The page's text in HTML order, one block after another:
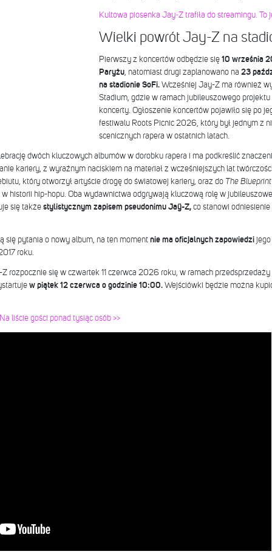
Kultowa piosenka Jay‑Z trafiła do streamingu. To
Wielki powrót Jay-Z na
Pierwszy z koncertów odbędzie się 10 września
Paryżu, natomiast drugi zaplanowano na 23
na stadionie SoFi.Wcześniej Jay-Z ma również
Stadium, gdzie w ramach jubileuszowego
koncerty. Ogłoszenie koncertów pojawiło się po
festiwalu Roots Picnic 2026, który był jednym z
scenicznych rapera w ostatnich latach.
dwóch kluczowych albumów w dorobku rapera i ma podkreślić
kariery, z wyraźnym naciskiem na materiał z wcześniejszych lat
który otworzył artyście drogę do światowej kariery, oraz do The
historii hip-hopu. Oba wydawnictwa odgrywają kluczową rolę w
się także stylistycznym zapisem pseudonimu Jaÿ-Z,co stanowi
się pytania o nowy album, na ten moment nie ma oficjalnych zapowiedzi
roku.
rozpocznie się w czwartek 11 czerwca 2026 roku, w ramach przedsprzedaży
w piątek 12 czerwca o godzinie 10:00. Wejściówki będzie można
liście gości ponad tysiąc osób >>